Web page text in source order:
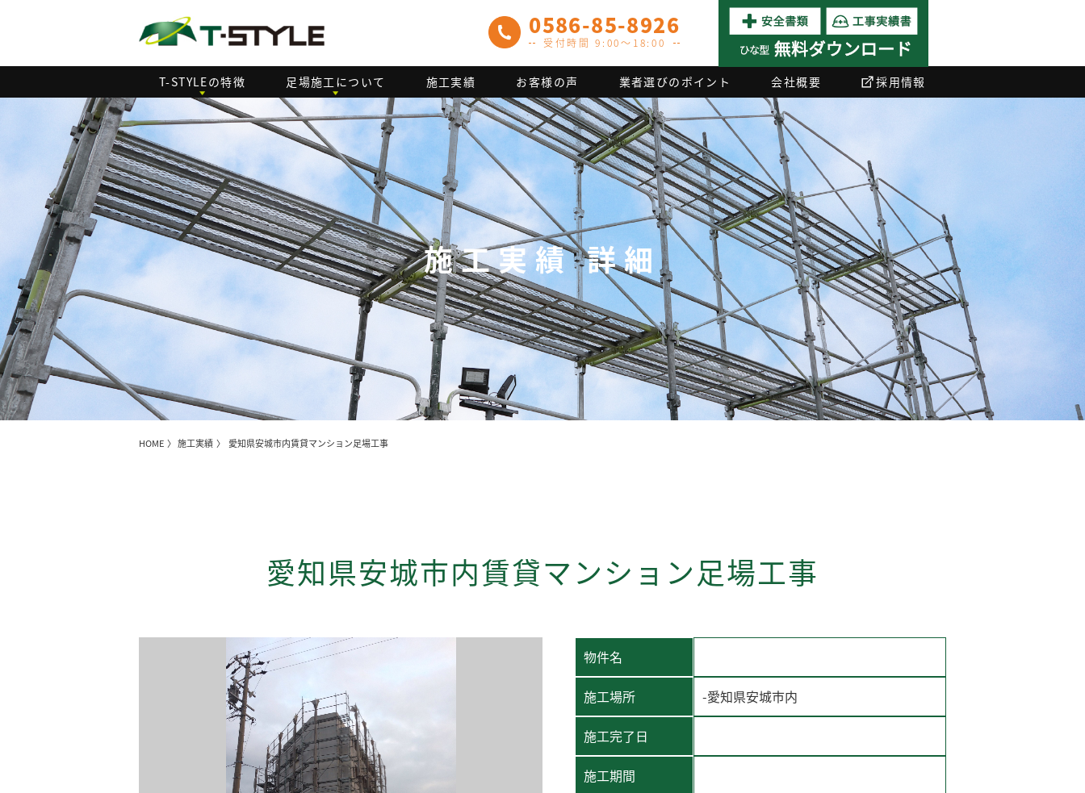
0586-85-8926
受付時間 9:00～18:00
T-STYLEの特徴 足場施工について 施工実績 お客様の声 業者選びのポイント 会社概要 採用情報
施工実績 詳細
HOME 〉 施工実績 〉 愛知県安城市内賃貸マンション足場工事
愛知県安城市内賃貸マンション足場工事
物件名
施工場所 -愛知県安城市内
施工完了日
施工期間